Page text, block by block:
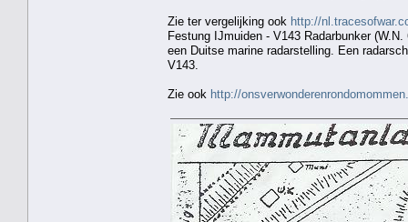
Zie ter vergelijking ook http://
Festung IJmuiden - V143 Radarbunker
een Duitse marine radarstelling. Een
V143.
Zie ook http://